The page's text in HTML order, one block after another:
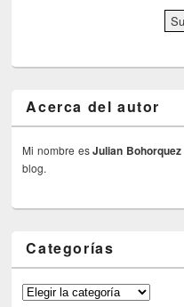
Acerca del autor
Mi nombre esJulian Bohorquez
blog.
Categorías
Categorías